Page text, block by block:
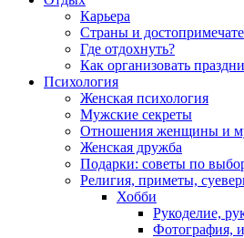
Карьера
Страны и
Где отдохнуть?
Как организовать
Психология
Женская психология
Мужские секреты
Отношения женщины и
Женская дружба
Подарки: советы по
Религия, приметы,
Хобби
Рукоделие,
Фотография,